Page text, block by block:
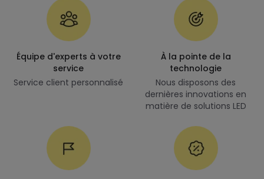
Équipe d'experts à votre
service
Service client personnalisé
À la pointe de la
technologie
Nous disposons des
dernières innovations en
matière de solutions LED